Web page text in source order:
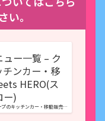
い。
プのキッチンカー・移動販売…
ー一覧 – ク
チンカー・移
HERO(ス
ー)